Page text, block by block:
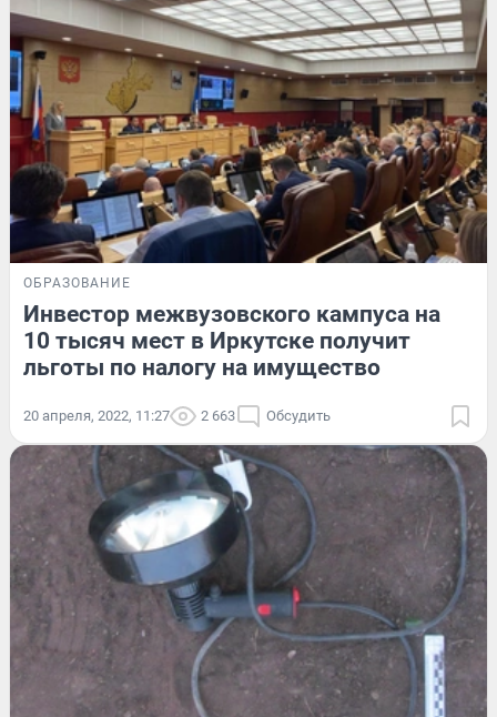
ОБРАЗОВАНИЕ
Инвестор межвузовского кампуса на
10 тысяч мест в Иркутске получит
льготы по налогу на имущество
20 апреля, 2022, 11:27 2 663 Обсудить